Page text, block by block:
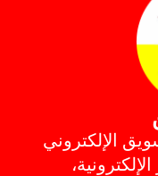
الإلكتروني